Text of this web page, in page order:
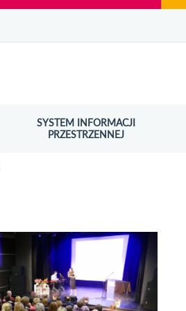
SYSTEM INFORMACJI
PRZESTRZENNEJ
OTWORZY SIĘ W NOWYM OKNIE